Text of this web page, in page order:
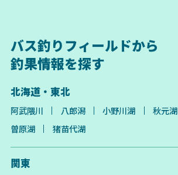
バス釣りフィールドから
釣果情報を探す
北海道・東北
阿武隈川 八郎潟 小野川湖 秋元湖
曽原湖
猪苗代湖
関東